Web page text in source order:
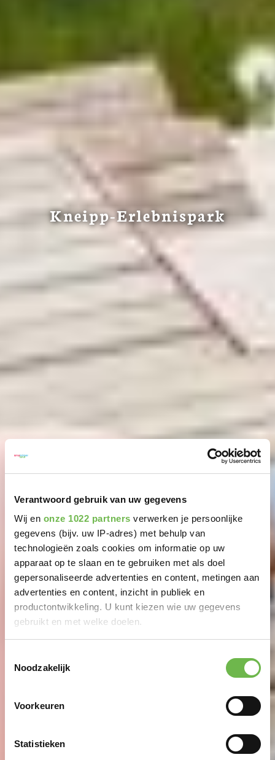
Verantwoord gebruik van uw gegevens
Wij en onze 1022 partners verwerken je persoonlijke
gegevens (bijv. uw IP-adres) met behulp van
technologieën zoals cookies om informatie op uw
apparaat op te slaan en te gebruiken met als doel
gepersonaliseerde advertenties en content, metingen aan
advertenties en content, inzicht in publiek en
productontwikkeling. U kunt kiezen wie uw gegevens
gebruikt en met welke doelen.
Informatie verzamelen over uw geografische
Uw apparaat identificeren door het actief te
scannen op specifieke eigenschappen (fingerprinting)
verwerkt en stel uw voorkeuren in het
detailgedeelte in.
Noodzakelijk
Voorkeuren
Statistieken
Kneipp-Erlebnispark